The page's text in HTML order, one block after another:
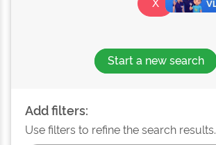
Start a new search
Add filters:
Use filters to refine the search results.